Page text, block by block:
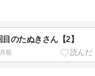
目のたぬきさん【2】
前